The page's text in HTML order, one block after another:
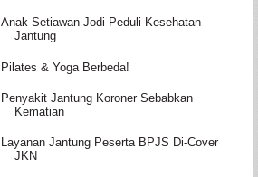
Anak Setiawan Jodi Peduli Kesehatan
Jantung
Pilates & Yoga Berbeda!
Penyakit Jantung Koroner Sebabkan
Kematian
Layanan Jantung Peserta BPJS Di-Cover
JKN